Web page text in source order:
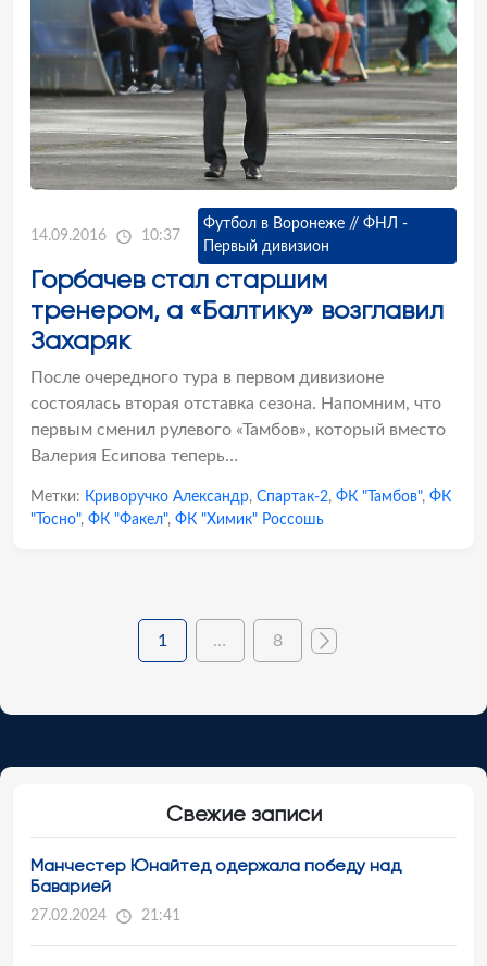
14.09.2016 10:37
Футбол в Воронеже // ФНЛ -
Первый дивизион
Горбачев стал старшим
тренером, а «Балтику» возглавил
Захаряк
После очередного тура в первом дивизионе
состоялась вторая отставка сезона. Напомним, что
первым сменил рулевого «Тамбов», который вместо
Валерия Есипова теперь…
Метки: Криворучко Александр, Спартак-2, ФК "Тамбов", ФК
"Тосно", ФК "Факел", ФК "Химик" Россошь
1 … 8
Свежие записи
Манчестер Юнайтед одержала победу над
Баварией
27.02.2024 21:41